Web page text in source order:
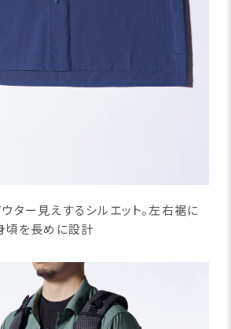
ター見えするシルエット。左右裾に
頃を長めに設計